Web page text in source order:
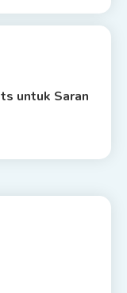
untuk Saran